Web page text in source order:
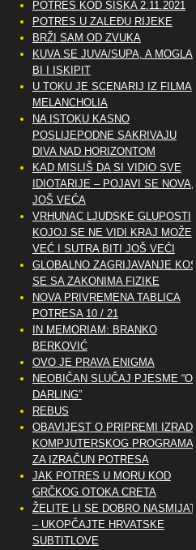
POTRES KOD SISKA 2.11.2021
POTRES U ZALEĐU RIJEKE
BRŽI SAM OD ZVUKA
KUVA SE JUVA/SUPA, A MOGLA
BI I ISKIPIT
U TOKU JE SCENARIJ IZ FILMA
MELANCHOLIA
NA ISTOKU KASNO
POSLIJEPODNE SAKRIVAJU
DIVA NAD HORIZONTOM
KAD MISLIŠ DA SI VIDIO SVE
IDIOTARIJE – POJAVI SE NOVA,..
JOŠ VEĆA
VRHUNAC LJUDSKE GLUPOSTI
KOJOJ SE NE VIDI KRAJ MOŽE
VEĆ I SUTRA BITI JOŠ VEĆI
GLOBALNO ZAGRIJAVANJE KOSI
SE SA ZAKONIMA FIZIKE
NOVA PRIVREMENA TABLICA
POTRESA 10 / 21
IN MEMORIAM: BRANKO
BERKOVIĆ
OVO JE PRAVA ENIGMA
NEOBIČAN SLUČAJ PJESME “OH
DARLING”
REBUS
OBAVIJEST O PRIPREMI IZRADE
KOMPJUTERSKOG PROGRAMA
ZA IZRAČUN POTRESA
JAK POTRES U MORU KOD
GRČKOG OTOKA CRETA
ŽELITE LI SE DOBRO NASMIJATI
– UKOPČAJTE HRVATSKE
SUBTITLOVE